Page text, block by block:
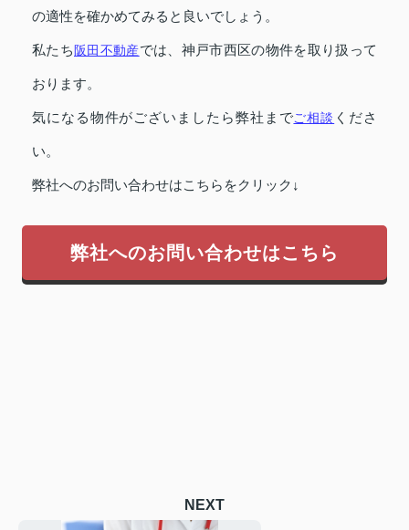
の適性を確かめてみると良いでしょう。
私たち 阪田不動産では、神戸市西区の物件を取り扱って
おります。
気になる物件がございましたら弊社までご相談 くださ
い。
弊社へのお問い合わせはこちらをクリック↓
弊社へのお問い合わせはこちら
NEXT